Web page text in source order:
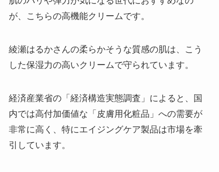
が、こちらの高機能クリームです。
綾瀬はるかさんの柔らかそうな質感の肌は、こう
した保湿力の高いクリームで守られています。
経済産業省の「経済構造実態調査」によると、国
内では高付加価値な「皮膚用化粧品」への需要が
非常に高く、特にエイジングケア製品は市場を牽
引しています。